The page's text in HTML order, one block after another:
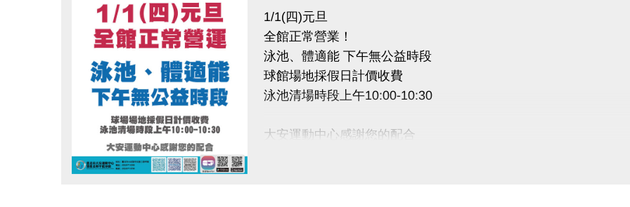
1/1(四)元旦
全館正常營業！
泳池、體適能 下午無公益時段
球館場地採假日計價收費
泳池清場時段上午10:00-10:30
大安運動中心感謝您的配合